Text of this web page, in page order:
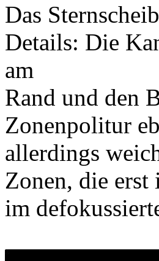
Das
Details: Die
am
Rand und den
Zonenpolitur
allerdings
Zonen, die erst
im